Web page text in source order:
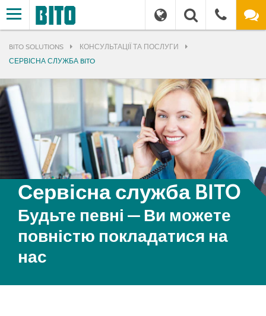
BITO SOLUTIONS
КОНСУЛЬТАЦІЇ ТА ПОСЛУГИ
СЕРВІСНА СЛУЖБА BITO
Сервісна служба BITO
Будьте певні — Ви можете
повністю покладатися на
нас